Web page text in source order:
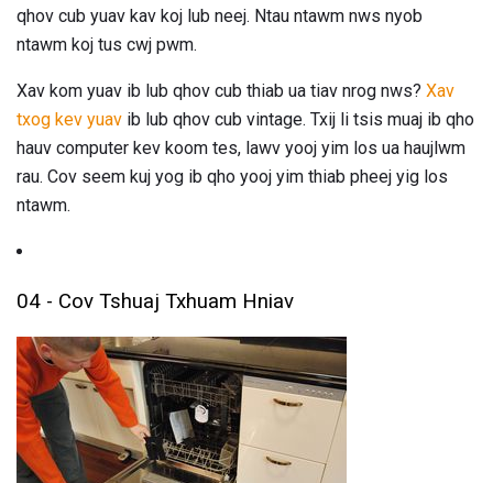
qhov cub yuav kav koj lub neej. Ntau ntawm nws nyob
ntawm koj tus cwj pwm.
Xav kom yuav ib lub qhov cub thiab ua tiav nrog nws? Xav
txog kev yuav ib lub qhov cub vintage. Txij li tsis muaj ib qho
hauv computer kev koom tes, lawv yooj yim los ua haujlwm
rau. Cov seem kuj yog ib qho yooj yim thiab pheej yig los
ntawm.
04 - Cov Tshuaj Txhuam Hniav